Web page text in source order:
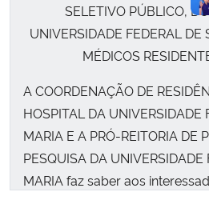
SELETIVO PÚBLICO, DO
UNIVERSIDADE FEDERAL DE
MÉDICOS
A COORDENAÇÃO DE
HOSPITAL DA UNIVERSIDADE
MARIA E A PRÓ-REITORIA DE
PESQUISA DA UNIVERSIDADE
MARIA faz saber aos